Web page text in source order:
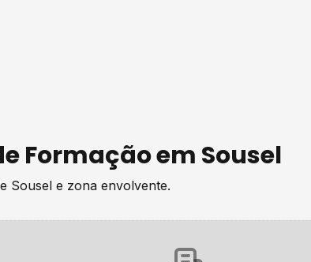
Formaçãoem Sousel
Sousel e zona envolvente.